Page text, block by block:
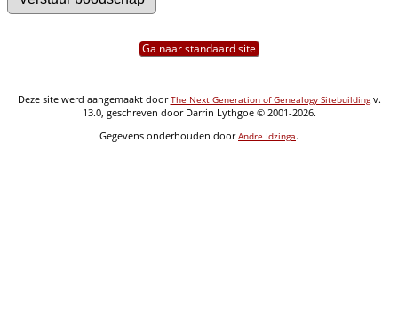
Ga naar standaard site
Deze site werd aangemaakt doorThe Next Generation of Genealogy Sitebuildingv.
13.0, geschreven door Darrin Lythgoe © 2001-2026.
Gegevens onderhouden doorAndre Idzinga.